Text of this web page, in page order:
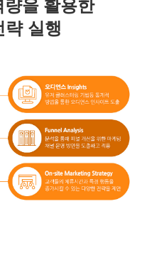
을 활용한
략 실행